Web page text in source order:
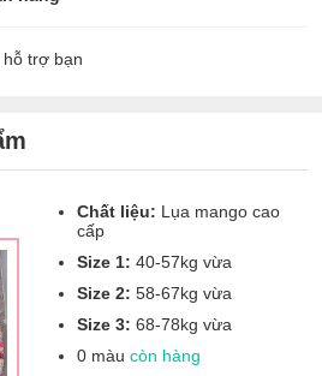
hỗ trợ bạn
Chất liệu: Lụa mango cao
cấp
Size 1: 40-57kg vừa
Size 2: 58-67kg vừa
Size 3: 68-78kg vừa
0 màu còn hàng